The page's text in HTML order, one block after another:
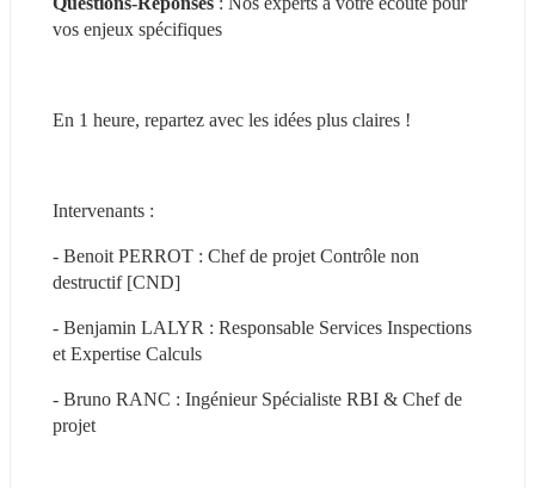
vos enjeux spécifiques
En 1 heure, repartez avec les idées plus claires !
Intervenants :
- Benoit PERROT : Chef de projet Contrôle non
destructif [CND]
- Benjamin LALYR : Responsable Services Inspections
et Expertise Calculs
- Bruno RANC : Ingénieur Spécialiste RBI & Chef de
projet